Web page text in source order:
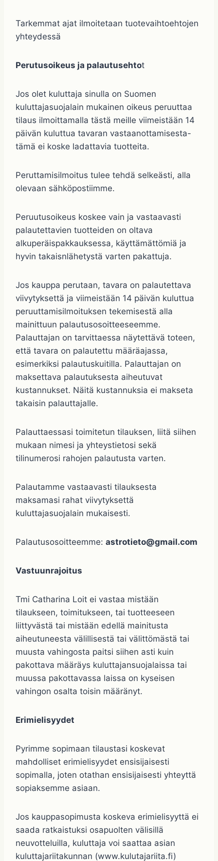
Tarkemmat ajat ilmoitetaan tuotevaihtoehtojen
yhteydessä
Perutusoikeus ja palautusehtot
Jos olet kuluttaja sinulla on Suomen
kuluttajasuojalain mukainen oikeus peruuttaa
tilaus ilmoittamalla tästä meille viimeistään 14
päivän kuluttua tavaran vastaanottamisesta-
tämä ei koske ladattavia tuotteita.
Peruttamisilmoitus tulee tehdä selkeästi, alla
olevaan sähköpostiimme.
Peruutusoikeus koskee vain ja vastaavasti
palautettavien tuotteiden on oltava
alkuperäispakkauksessa, käyttämättömiä ja
hyvin takaisnlähetystä varten pakattuja.
Jos kauppa perutaan, tavara on palautettava
viivytyksettä ja viimeistään 14 päivän kuluttua
peruuttamisilmoituksen tekemisestä alla
mainittuun palautusosoitteeseemme.
Palauttajan on tarvittaessa näytettävä toteen,
että tavara on palautettu määräajassa,
esimerkiksi palautuskuitilla. Palauttajan on
maksettava palautuksesta aiheutuvat
kustannukset. Näitä kustannuksia ei makseta
takaisin palauttajalle.
Palauttaessasi toimitetun tilauksen, liitä siihen
mukaan nimesi ja yhteystietosi sekä
tilinumerosi rahojen palautusta varten.
Palautamme vastaavasti tilauksesta
maksamasi rahat viivytyksettä
kuluttajasuojalain mukaisesti.
Palautusosoitteemme: astrotieto@gmail.com
Vastuunrajoitus
Tmi Catharina Loit ei vastaa mistään
tilaukseen, toimitukseen, tai tuotteeseen
liittyvästä tai mistään edellä mainitusta
aiheutuneesta välillisestä tai välittömästä tai
muusta vahingosta paitsi siihen asti kuin
pakottava määräys kuluttajansuojalaissa tai
muussa pakottavassa laissa on kyseisen
vahingon osalta toisin määränyt.
Erimielisyydet
Pyrimme sopimaan tilaustasi koskevat
mahdolliset erimielisyydet ensisijaisesti
sopimalla, joten otathan ensisijaisesti yhteyttä
sopiaksemme asiaan.
Jos kauppasopimusta koskeva erimielisyyttä ei
saada ratkaistuksi osapuolten välisillä
neuvotteluilla, kuluttaja voi saattaa asian
kuluttajariitakunnan (www.kulutajariita.fi)